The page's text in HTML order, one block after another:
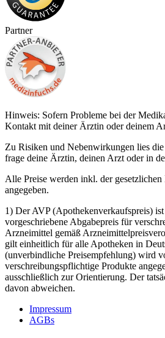
Partner
Hinweis: Sofern Probleme bei der
Kontakt mit deiner Ärztin oder deinem
Zu Risiken und Nebenwirkungen lies
frage deine Ärztin, deinen Arzt oder in
Alle Preise werden inkl. der gesetzlichen
angegeben.
1) Der AVP (Apothekenverkaufspreis) ist
vorgeschriebene Abgabepreis für
Arzneimittel gemäß
gilt einheitlich für alle Apotheken in
(unverbindliche Preisempfehlung) wird
verschreibungspflichtige Produkte
ausschließlich zur Orientierung. Der
davon abweichen.
Impressum
AGBs